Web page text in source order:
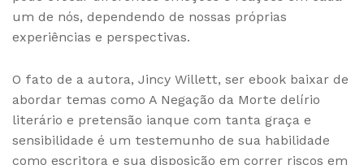
um de nós, dependendo de nossas próprias
experiências e perspectivas.
O fato de a autora, Jincy Willett, ser ebook baixar de
abordar temas como A Negação da Morte delírio
literário e pretensão ianque com tanta graça e
sensibilidade é um testemunho de sua habilidade
como escritora e sua disposição em correr riscos em